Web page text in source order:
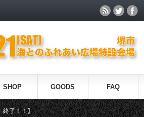
SHOP GOODS FAQ
】